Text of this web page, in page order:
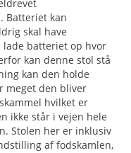
Batteriet kan
skal have
batteriet op hvor
kan denne stol stå
kan den holde
meget den bliver
hvilket er
ikke står i vejen hele
Stolen her er inklusiv
af fodskamlen,